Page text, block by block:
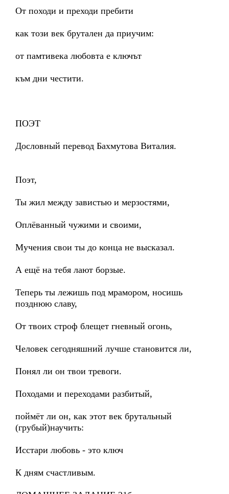
От походи и преходи пребити
как този век брутален да приучим:
от памтивека любовта е ключът
към дни честити.
ПОЭТ
Дословный перевод Бахмутова Виталия.
Поэт,
Ты жил между завистью и мерзостями,
Оплёванный чужими и своими,
Мучения свои ты до конца не высказал.
А ещё на тебя лают борзые.
Теперь ты лежишь под мрамором, носишь
позднюю славу,
От твоих строф блещет гневный огонь,
Человек сегодняшний лучше становится ли,
Понял ли он твои тревоги.
Походами и переходами разбитый,
поймёт ли он, как этот век брутальный
(грубый)научить:
Исстари любовь - это ключ
К дням счастливым.